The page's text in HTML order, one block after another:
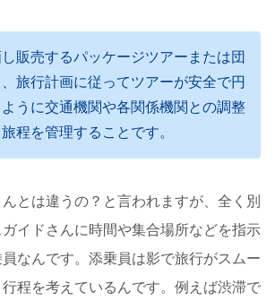
販売するパッケージツアーまたは団
旅行計画に従ってツアーが安全で円
うに交通機関や各関係機関との調整
程を管理することです。
とは違うの？と言われますが、全く別
イドさんに時間や集合場所などを指示
なんです。添乗員は影で旅行がスムー
程を考えているんです。例えば渋滞で